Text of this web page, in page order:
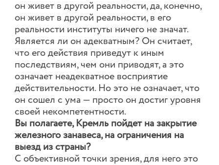
он живет в другой реальности, да, конечно,
он живет в другой реальности, в его
реальности институты ничего не значат.
Является ли он адекватным? Он считает,
что его действия приведут к иным
последствиям, чем они приводят, а это
означает неадекватное восприятие
действительности. Но это не означает, что
он сошел с ума — просто он достиг уровня
своей некомпетентности.
Вы полагаете, Кремль пойдет на закрытие
железного занавеса, на ограничения на
выезд из страны?
С объективной точки зрения, для него это